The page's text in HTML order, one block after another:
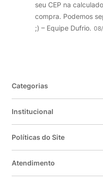
seu CEP na
compra. Podemos
;) – Equipe Dufrio.
Categorias
Institucional
Políticas do Site
Atendimento